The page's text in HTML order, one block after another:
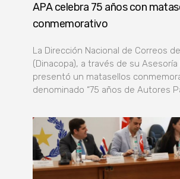
APA celebra 75 años con
conmemorativo
La Dirección Nacional de Correos
(Dinacopa), a través de su Asesoría
presentó un matasellos
denominado “75 años de Autores